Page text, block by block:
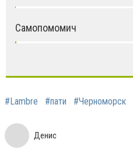
Самопомомич
#Lambre #пати #Черноморск
Денис